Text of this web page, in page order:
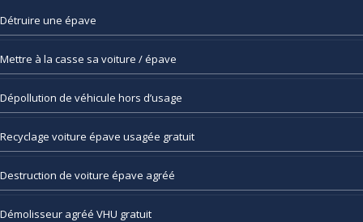
Détruire une épave
Mettre à la casse sa voiture / épave
Dépollution de véhicule hors d’usage
Recyclage voiture épave usagée gratuit
Destruction de voiture épave agréé
Démolisseur agréé VHU gratuit